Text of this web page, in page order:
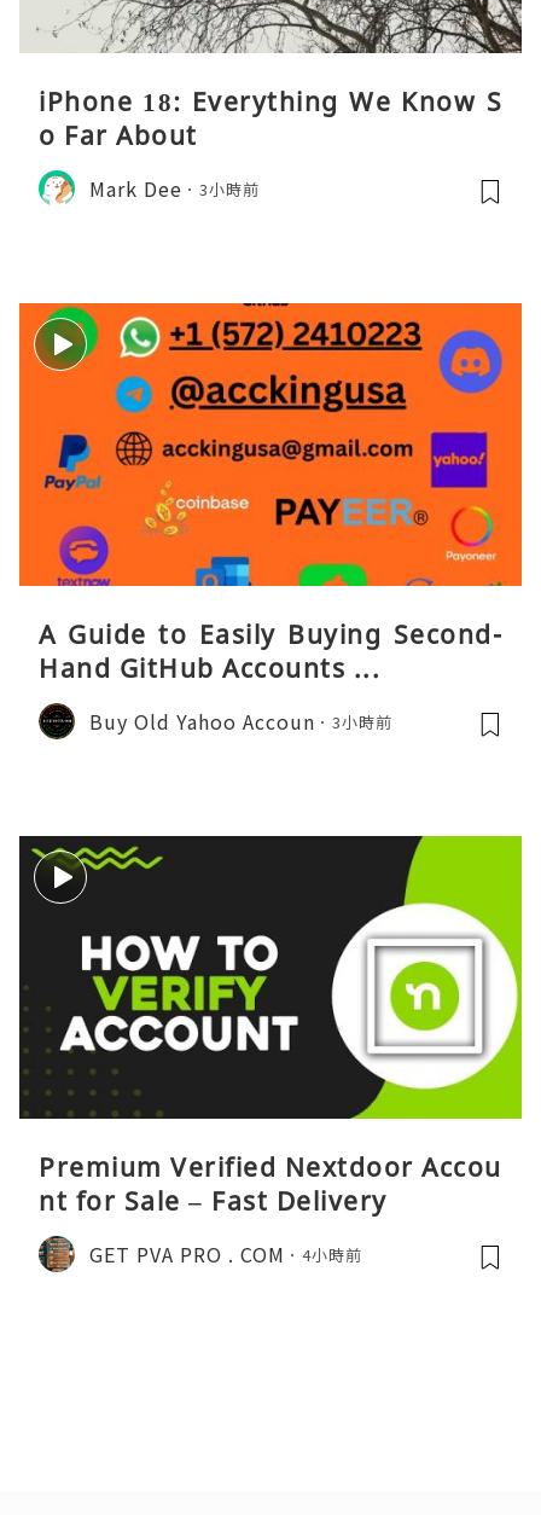
iPhone 18: Everything We Know S
o Far About
Mark Dee 3小時前
A Guide to Easily Buying Second-
Hand GitHub Accounts ...
Buy Old Yahoo Accoun 3小時前
Premium Verified Nextdoor Accou
nt for Sale – Fast Delivery
GET PVA PRO . COM 4小時前